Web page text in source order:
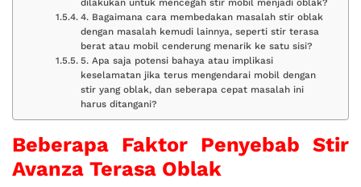
dilakukan untuk mencegah stir mobil menjadi oblak?
4. Bagaimana cara membedakan masalah stir oblak
dengan masalah kemudi lainnya, seperti stir terasa
berat atau mobil cenderung menarik ke satu sisi?
5. Apa saja potensi bahaya atau implikasi
keselamatan jika terus mengendarai mobil dengan
stir yang oblak, dan seberapa cepat masalah ini
harus ditangani?
Beberapa Faktor Penyebab Stir
Avanza Terasa Oblak